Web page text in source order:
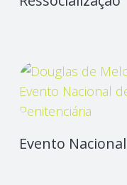
Evento